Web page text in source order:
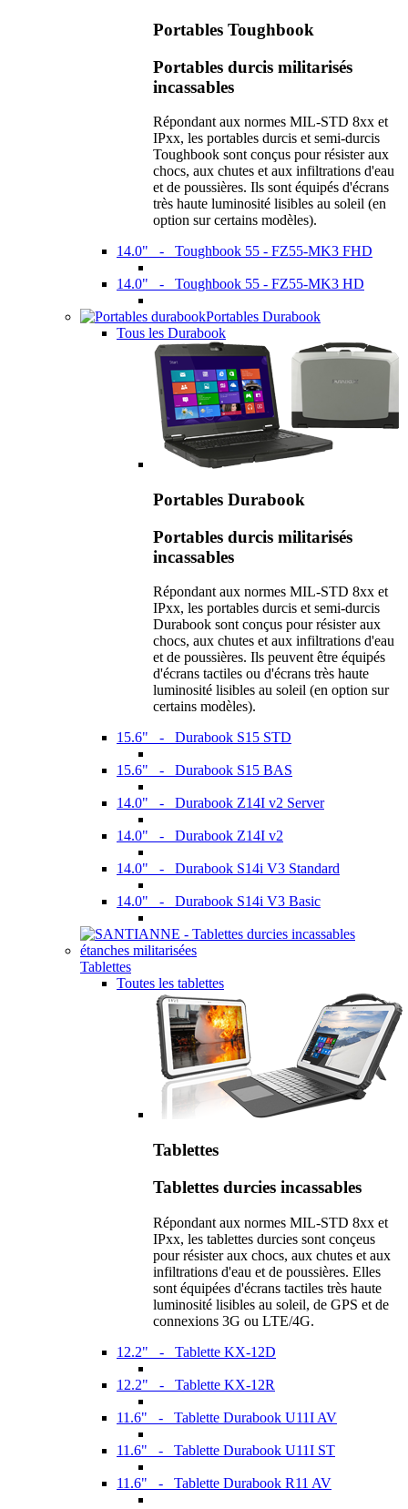
Portables Toughbook
Portables durcis militarisés
incassables
Répondant aux normes MIL-STD 8xx et
IPxx, les portables durcis et semi-durcis
Toughbook sont conçus pour résister aux
chocs, aux chutes et aux infiltrations d'eau
et de poussières. Ils sont équipés d'écrans
très haute luminosité lisibles au soleil (en
option sur certains modèles).
14.0" - Toughbook 55 - FZ55-MK3 FHD
14.0" - Toughbook 55 - FZ55-MK3 HD
Portables Durabook
Tous les Durabook
Portables Durabook
Portables durcis militarisés
incassables
Répondant aux normes MIL-STD 8xx et
IPxx, les portables durcis et semi-durcis
Durabook sont conçus pour résister aux
chocs, aux chutes et aux infiltrations d'eau
et de poussières. Ils peuvent être équipés
d'écrans tactiles ou d'écrans très haute
luminosité lisibles au soleil (en option sur
certains modèles).
15.6" - Durabook S15 STD
15.6" - Durabook S15 BAS
14.0" - Durabook Z14I v2 Server
14.0" - Durabook Z14I v2
14.0" - Durabook S14i V3 Standard
14.0" - Durabook S14i V3 Basic
Tablettes
Toutes les tablettes
Tablettes
Tablettes durcies incassables
Répondant aux normes MIL-STD 8xx et
IPxx, les tablettes durcies sont conçeus
pour résister aux chocs, aux chutes et aux
infiltrations d'eau et de poussières. Elles
sont équipées d'écrans tactiles très haute
luminosité lisibles au soleil, de GPS et de
connexions 3G ou LTE/4G.
12.2" - Tablette KX-12D
12.2" - Tablette KX-12R
11.6" - Tablette Durabook U11I AV
11.6" - Tablette Durabook U11I ST
11.6" - Tablette Durabook R11 AV